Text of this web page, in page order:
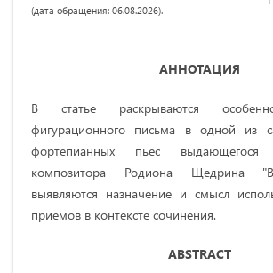
(дата обращения: 06.08.2026).
АННОТАЦИЯ
В статье раскрываются
фигурационного письма в одной из
фортепианных пьес выдающегося
композитора Родиона Щедрина
выявляются назначение и смысл
приемов в контексте сочинения.
ABSTRACT